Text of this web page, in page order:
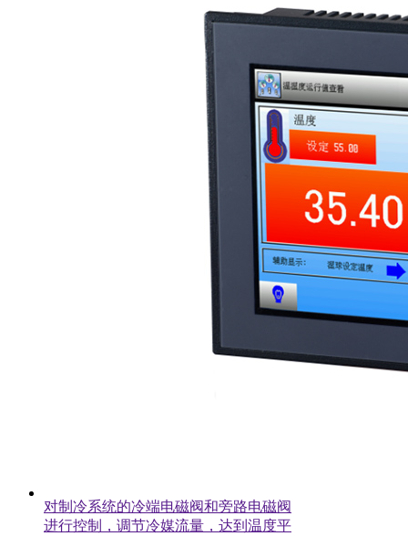
对制冷系统的冷端电磁阀和旁路电磁阀
进行控制，调节冷媒流量，达到温度平